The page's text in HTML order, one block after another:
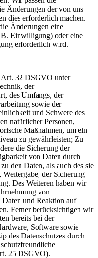
Änderungen der von uns
dies erforderlich machen.
Änderungen eine
Einwilligung) oder eine
erforderlich wird.
Art. 32 DSGVO unter
der
des Umfangs, der
sowie der
und Schwere des
natürlicher Personen,
Maßnahmen, um ein
zu gewährleisten; Zu
die Sicherung der
von Daten durch
den Daten, als auch des sie
der Sicherung
Des Weiteren haben wir
von
und Reaktion auf
Ferner berücksichtigen wir
bereits bei der
Software sowie
des Datenschutzes durch
25 DSGVO).